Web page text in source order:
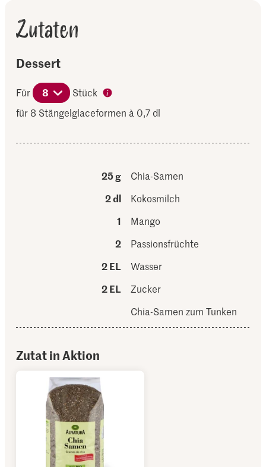
Zutaten
Dessert
Für 8
Stück
für 8 Stängelglaceformen à 0,7 dl
25 g
Chia-Samen
2 dl
Kokosmilch
1
Mango
2
Passionsfrüchte
2 EL
Wasser
2 EL
Zucker
Chia-Samen zum Tunken
Zutat in Aktion